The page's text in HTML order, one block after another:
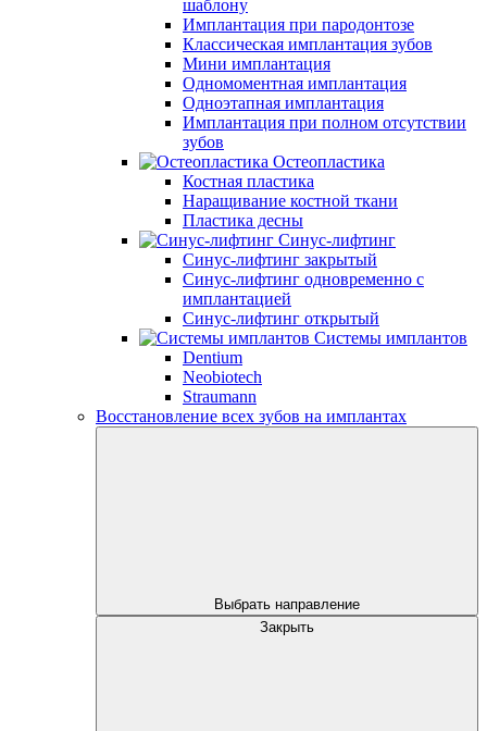
шаблону
Имплантация при пародонтозе
Классическая имплантация зубов
Мини имплантация
Одномоментная имплантация
Одноэтапная имплантация
Имплантация при полном отсутствии
зубов
Остеопластика
Костная пластика
Наращивание костной ткани
Пластика десны
Синус-лифтинг
Синус-лифтинг закрытый
Синус-лифтинг одновременно с
имплантацией
Синус-лифтинг открытый
Системы имплантов
Dentium
Neobiotech
Straumann
Восстановление всех зубов на имплантах
Выбрать направление
Закрыть